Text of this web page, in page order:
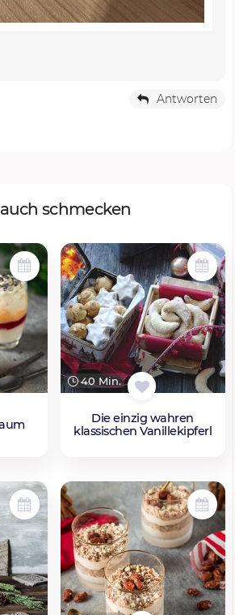
Antworten
schmecken
40 Min.
Die einzig wahren
klassischen Vanillekipferl